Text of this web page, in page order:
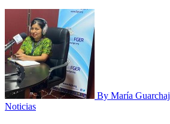
By María Guarchaj
Noticias